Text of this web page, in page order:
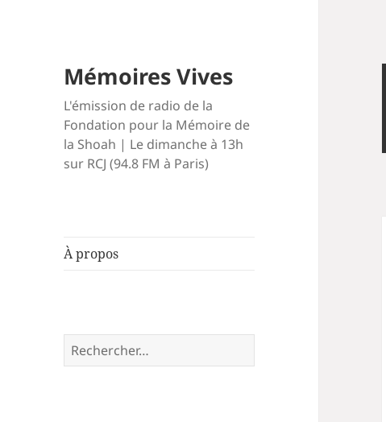
Mémoires Vives
L'émission de radio de la
Fondation pour la Mémoire de
la Shoah | Le dimanche à 13h
sur RCJ (94.8 FM à Paris)
À propos
Rechercher :